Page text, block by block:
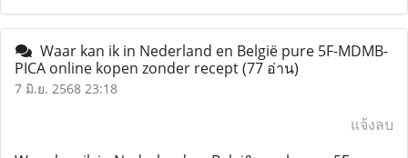
Waar kan ik in Nederland en België pure 5F-MDMB-
PICA online kopen zonder recept(77 อ่าน)
7 มิ.ย. 2568 23:18
แจ้งลบ